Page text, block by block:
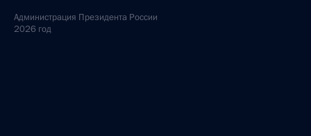
Администрация Президента России
2026 год